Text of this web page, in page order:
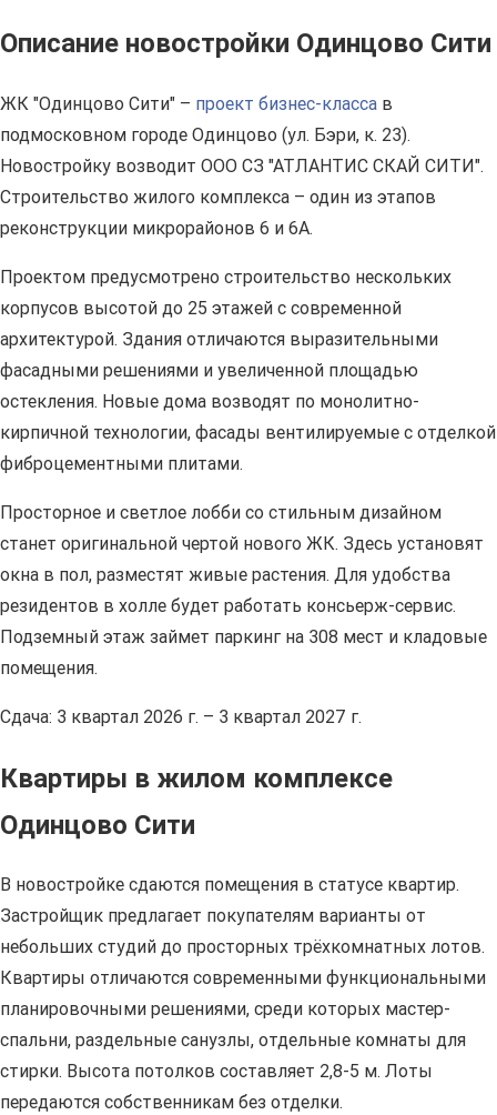
Описание новостройки Одинцово Сити
ЖК "Одинцово Сити" – проект бизнес-класса в
подмосковном городе Одинцово (ул. Бэри, к. 23).
Новостройку возводит ООО СЗ "АТЛАНТИС СКАЙ СИТИ".
Строительство жилого комплекса – один из этапов
реконструкции микрорайонов 6 и 6А.
Проектом предусмотрено строительство нескольких
корпусов высотой до 25 этажей с современной
архитектурой. Здания отличаются выразительными
фасадными решениями и увеличенной площадью
остекления. Новые дома возводят по монолитно-
кирпичной технологии, фасады вентилируемые с отделкой
фиброцементными плитами.
Просторное и светлое лобби со стильным дизайном
станет оригинальной чертой нового ЖК. Здесь установят
окна в пол, разместят живые растения. Для удобства
резидентов в холле будет работать консьерж-сервис.
Подземный этаж займет паркинг на 308 мест и кладовые
помещения.
Сдача: 3 квартал 2026 г. – 3 квартал 2027 г.
Квартиры в жилом комплексе
Одинцово Сити
В новостройке сдаются помещения в статусе квартир.
Застройщик предлагает покупателям варианты от
небольших студий до просторных трёхкомнатных лотов.
Квартиры отличаются современными функциональными
планировочными решениями, среди которых мастер-
спальни, раздельные санузлы, отдельные комнаты для
стирки. Высота потолков составляет 2,8-5 м. Лоты
передаются собственникам без отделки.